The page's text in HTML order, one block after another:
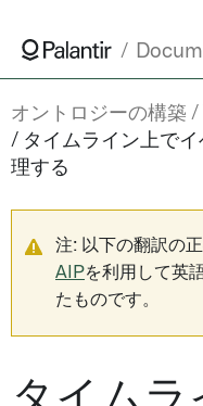
オントロジーの構築
タイムライン上で
理する
注: 以下の翻訳の
AIPを利用して英
たものです。